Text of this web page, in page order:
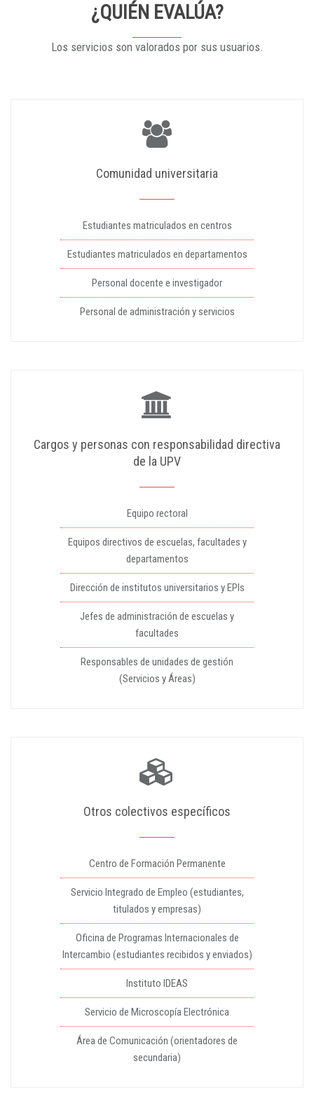
¿QUIÉN EVALÚA?
Los servicios son valorados por sus usuarios.
Comunidad universitaria
Estudiantes matriculados en centros
Estudiantes matriculados en departamentos
Personal docente e investigador
Personal de administración y servicios
Cargos y personas con responsabilidad directiva
de la UPV
Equipo rectoral
Equipos directivos de escuelas, facultades y
departamentos
Dirección de institutos universitarios y EPIs
Jefes de administración de escuelas y
facultades
Responsables de unidades de gestión
(Servicios y Áreas)
Otros colectivos específicos
Centro de Formación Permanente
Servicio Integrado de Empleo (estudiantes,
titulados y empresas)
Oficina de Programas Internacionales de
Intercambio (estudiantes recibidos y enviados)
Instituto IDEAS
Servicio de Microscopía Electrónica
Área de Comunicación (orientadores de
secundaria)